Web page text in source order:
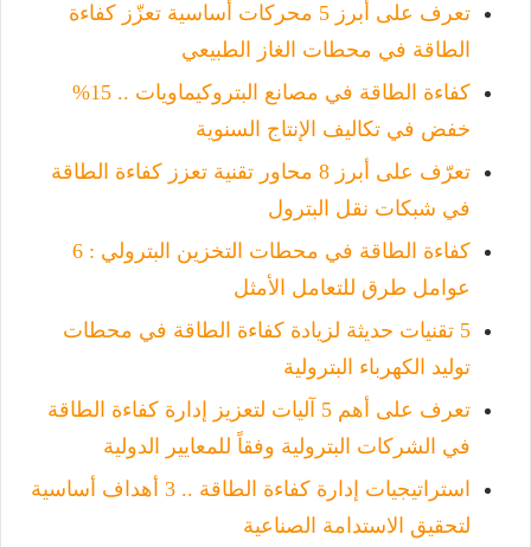
تعرف على أبرز 5 محركات أساسية تعزّز كفاءة
الطاقة في محطات الغاز الطبيعي
كفاءة الطاقة في مصانع البتروكيماويات .. 15%
خفض في تكاليف الإنتاج السنوية
تعرّف على أبرز 8 محاور تقنية تعزز كفاءة الطاقة
في شبكات نقل البترول
كفاءة الطاقة في محطات التخزين البترولي : 6
عوامل طرق للتعامل الأمثل
5 تقنيات حديثة لزيادة كفاءة الطاقة في محطات
توليد الكهرباء البترولية
تعرف على أهم 5 آليات لتعزيز إدارة كفاءة الطاقة
في الشركات البترولية وفقاً للمعايير الدولية
استراتيجيات إدارة كفاءة الطاقة .. 3 أهداف أساسية
لتحقيق الاستدامة الصناعية